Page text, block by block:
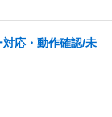
応・動作確認/未